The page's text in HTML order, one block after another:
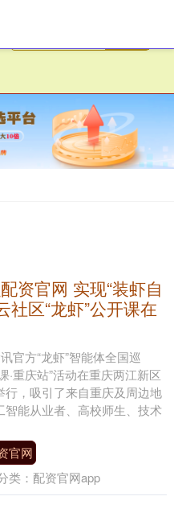
资官网 实现“装虾自
社区“龙虾”公开课在
官方“龙虾”智能体全国巡
·重庆站”活动在重庆两江新区
行，吸引了来自重庆及周边地
智能从业者、高校师生、技术
官网
类： 配资官网app